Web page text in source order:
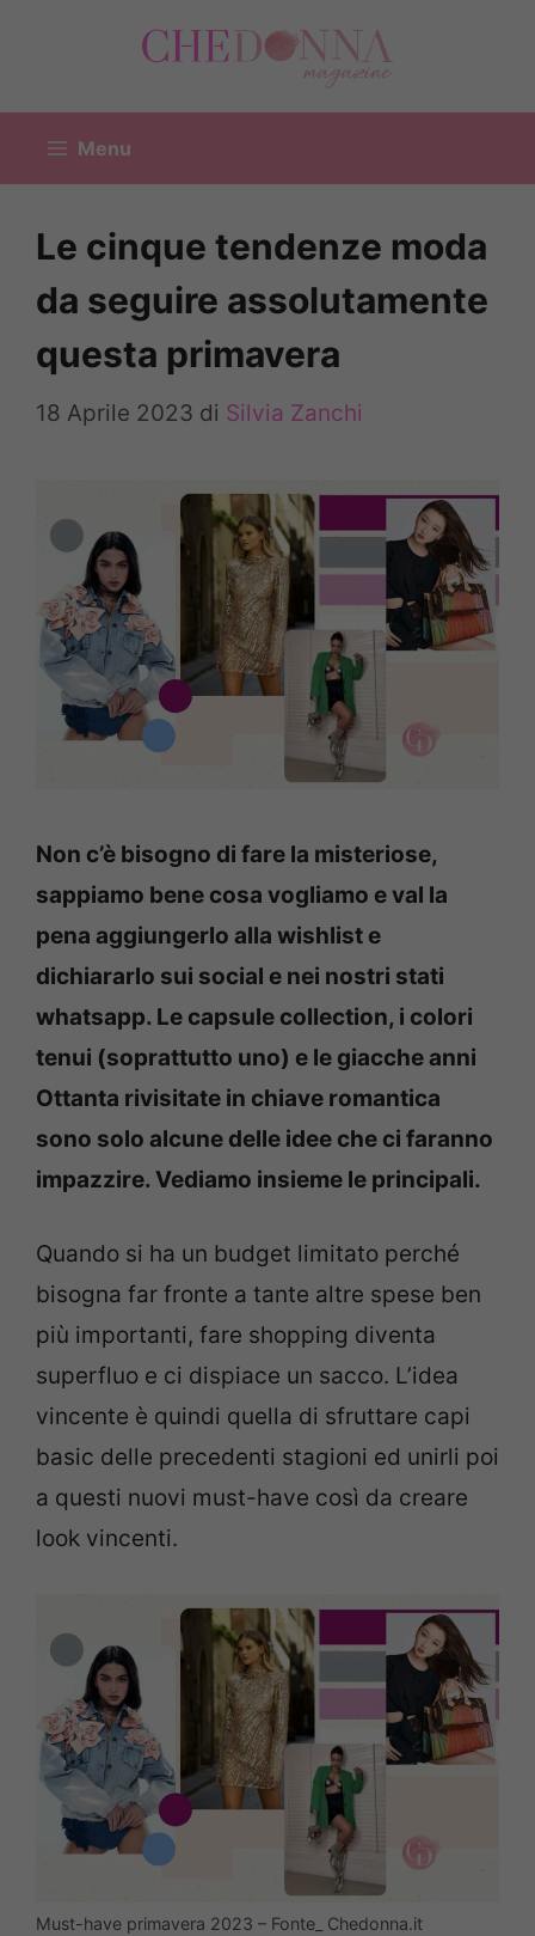
Menu
Le cinque tendenze moda
da seguire assolutamente
questa primavera
18 Aprile 2023 di Silvia Zanchi
Non c’è bisogno di fare la misteriose,
sappiamo bene cosa vogliamo e val la
pena aggiungerlo alla wishlist e
dichiararlo sui social e nei nostri stati
whatsapp. Le capsule collection, i colori
tenui (soprattutto uno) e le giacche anni
Ottanta rivisitate in chiave romantica
sono solo alcune delle idee che ci faranno
impazzire. Vediamo insieme le principali.
Quando si ha un budget limitato perché
bisogna far fronte a tante altre spese ben
più importanti, fare shopping diventa
superfluo e ci dispiace un sacco. L’idea
vincente è quindi quella di sfruttare capi
basic delle precedenti stagioni ed unirli poi
a questi nuovi must-have così da creare
look vincenti.
Must-have primavera 2023 – Fonte_ Chedonna.it